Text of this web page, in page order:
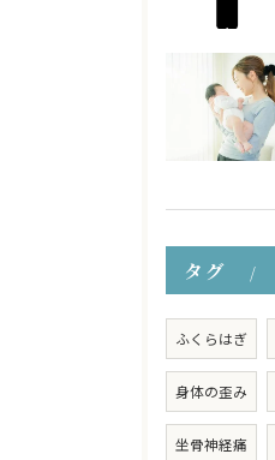
タグ
ふくらはぎ
身体の歪み
坐骨神経痛